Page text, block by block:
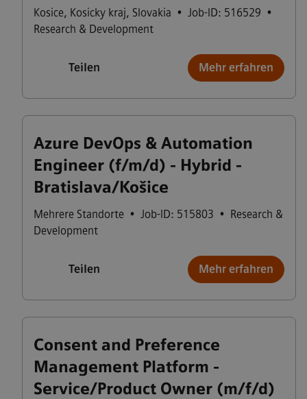
Kosice, Kosicky kraj, Slovakia • Job-ID: 516529 •
Research & Development
Teilen Mehr erfahren
Azure DevOps & Automation
Engineer (f/m/d) - Hybrid -
Bratislava/Košice
Mehrere Standorte • Job-ID: 515803 • Research &
Development
Teilen Mehr erfahren
Consent and Preference
Management Platform -
Service/Product Owner (m/f/d)